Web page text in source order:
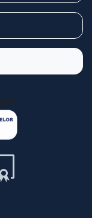
(opens in a new